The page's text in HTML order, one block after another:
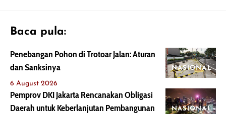
Baca pula:
NASIONAL
Penebangan Pohon di Trotoar Jalan: Aturan
dan Sanksinya
6 August 2026
NASIONAL
Pemprov DKI Jakarta Rencanakan Obligasi
Daerah untuk Keberlanjutan Pembangunan